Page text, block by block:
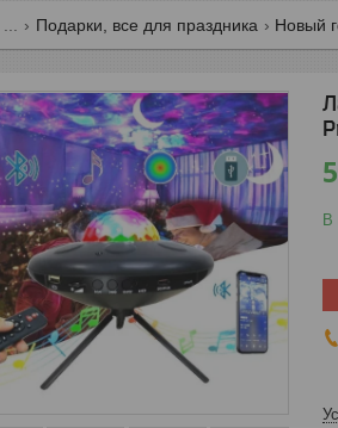
Подарки, все для праздника Новый
В